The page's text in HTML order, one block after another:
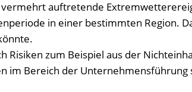
auftretende
in einer bestimmten Region.
Risiken zum Beispiel aus der
im Bereich der